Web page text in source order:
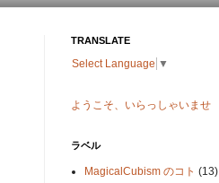
TRANSLATE
Select Language ▼
ようこそ、いらっしゃいませ
ラベル
MagicalCubism のコト (13)